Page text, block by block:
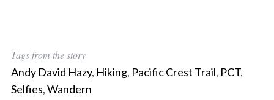
Tags from the story
Andy David Hazy, Hiking, Pacific Crest Trail, PCT,
Selfies,Wandern